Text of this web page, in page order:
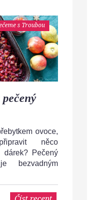
s Troubou
ovoce,
něco
dárek? Pečený
bezvadným